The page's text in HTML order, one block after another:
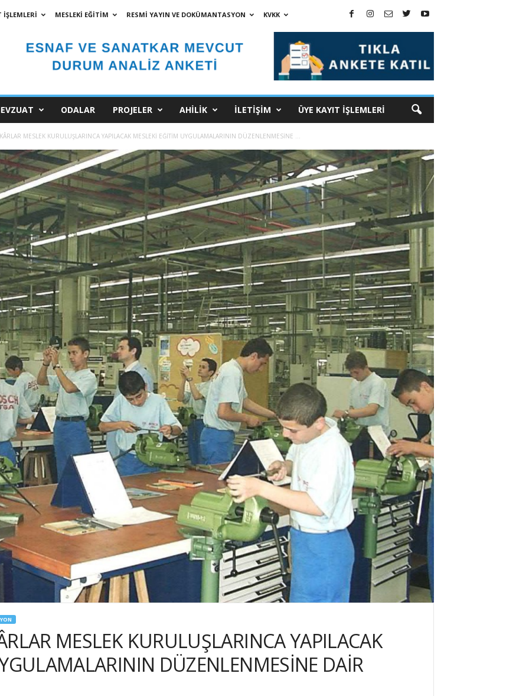
İŞLEMLERİ MESLEKİ EĞİTİM RESMİ YAYIN VE DOKÜMANTASYON
KVKK
ODALAR PROJELER AHİLİK İLETİŞİM ÜYE KAYIT İŞLEMLERİ
MESLEK KURULUŞLARINCA YAPILACAK MESLEKİ EĞİTİM UYGULAMALARININ DÜZENLENMESİNE ...
MESLEK KURULUŞLARINCA YAPILACAK
DÜZENLENMESİNE DAİR